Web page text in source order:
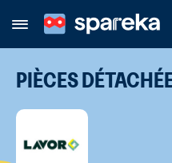
PIÈCES